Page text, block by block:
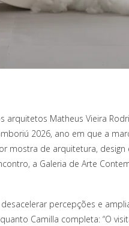
arquitetos Matheus Vieira
2026, ano em que a
mostra de arquitetura, design
a Galeria de Arte
percepções e
Camilla completa: “O